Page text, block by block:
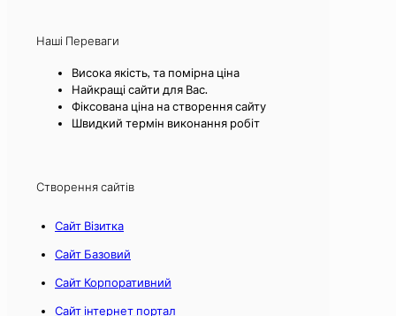
Наші Переваги
Висока якість, та помірна ціна
Найкращі сайти для Вас.
Фіксована ціна на створення сайту
Швидкий термін виконання робіт
Створення сайтів
Сайт Візитка
Сайт Базовий
Сайт Корпоративний
Сайт інтернет портал